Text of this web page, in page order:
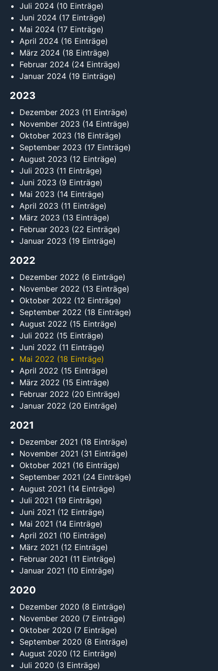
Juli 2024 (10 Einträge)
Juni 2024 (17 Einträge)
Mai 2024 (17 Einträge)
April 2024 (16 Einträge)
März 2024 (18 Einträge)
Februar 2024 (24 Einträge)
Januar 2024 (19 Einträge)
2023
Dezember 2023 (11 Einträge)
November 2023 (14 Einträge)
Oktober 2023 (18 Einträge)
September 2023 (17 Einträge)
August 2023 (12 Einträge)
Juli 2023 (11 Einträge)
Juni 2023 (9 Einträge)
Mai 2023 (14 Einträge)
April 2023 (11 Einträge)
März 2023 (13 Einträge)
Februar 2023 (22 Einträge)
Januar 2023 (19 Einträge)
2022
Dezember 2022 (6 Einträge)
November 2022 (13 Einträge)
Oktober 2022 (12 Einträge)
September 2022 (18 Einträge)
August 2022 (15 Einträge)
Juli 2022 (15 Einträge)
Juni 2022 (11 Einträge)
Mai 2022 (18 Einträge)
April 2022 (15 Einträge)
März 2022 (15 Einträge)
Februar 2022 (20 Einträge)
Januar 2022 (20 Einträge)
2021
Dezember 2021 (18 Einträge)
November 2021 (31 Einträge)
Oktober 2021 (16 Einträge)
September 2021 (24 Einträge)
August 2021 (14 Einträge)
Juli 2021 (19 Einträge)
Juni 2021 (12 Einträge)
Mai 2021 (14 Einträge)
April 2021 (10 Einträge)
März 2021 (12 Einträge)
Februar 2021 (11 Einträge)
Januar 2021 (10 Einträge)
2020
Dezember 2020 (8 Einträge)
November 2020 (7 Einträge)
Oktober 2020 (7 Einträge)
September 2020 (8 Einträge)
August 2020 (12 Einträge)
Juli 2020 (3 Einträge)